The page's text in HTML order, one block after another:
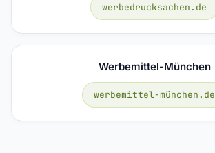
werbedrucksachen.de
Werbemittel-München
werbemittel-münchen.de